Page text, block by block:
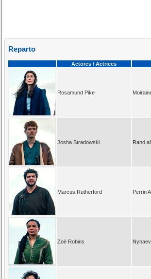
Reparto
Actores / Actrices
Rosamund Pike
Josha Stradowski Rand
Marcus Rutherford Perrin
Zoë Robins